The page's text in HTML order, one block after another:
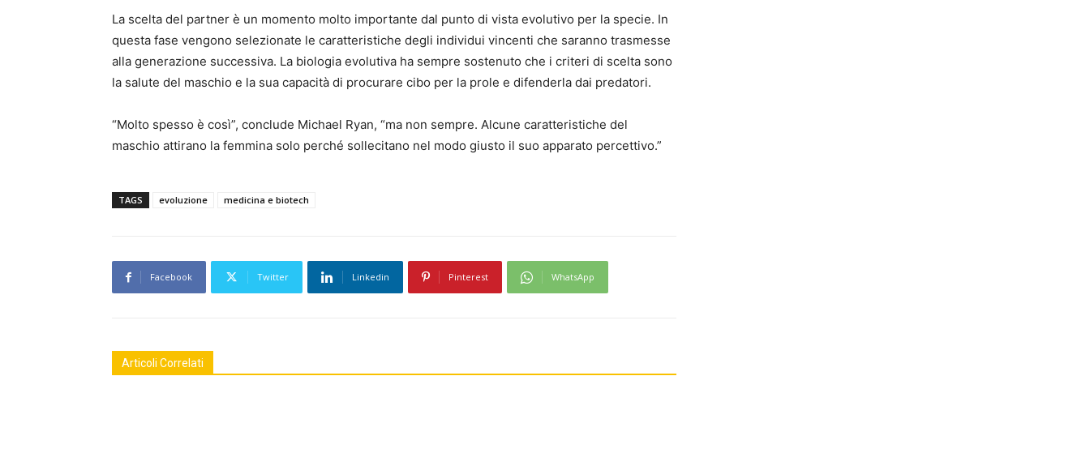
La scelta del partner è un momento molto importante dal punto di vista evolutivo per la specie. In
questa fase vengono selezionate le caratteristiche degli individui vincenti che saranno trasmesse
alla generazione successiva. La biologia evolutiva ha sempre sostenuto che i criteri di scelta sono
la salute del maschio e la sua capacità di procurare cibo per la prole e difenderla dai predatori.
“Molto spesso è così”, conclude Michael Ryan, “ma non sempre. Alcune caratteristiche del
maschio attirano la femmina solo perché sollecitano nel modo giusto il suo apparato percettivo.”
TAGS evoluzione medicina e biotech
Facebook Twitter Linkedin Pinterest WhatsApp
Articoli Correlati